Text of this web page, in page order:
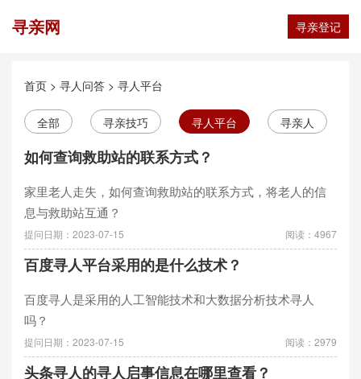
寻亲网 寻亲登记
首页 > 寻人问答 > 寻人平台
全部 寻亲技巧 寻人平台 寻亲人
如何查询救助站的联系方式？
家里老人走失，如何查询救助站的联系方式，将老人的信
息与救助站互通？
提问日期：2023-07-15 阅读：4967
百度寻人平台采用的是什么技术？
百度寻人是采用的人工智能技术和大数据分析技术寻人
吗？
提问日期：2023-07-15 阅读：2979
头条寻人的寻人启事信息在哪里查看？